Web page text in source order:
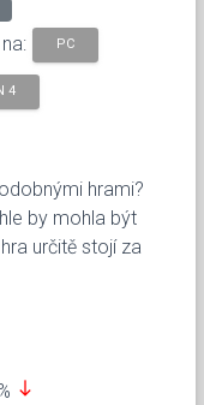
PC
4
hrami?
by mohla být
určitě stojí za
south